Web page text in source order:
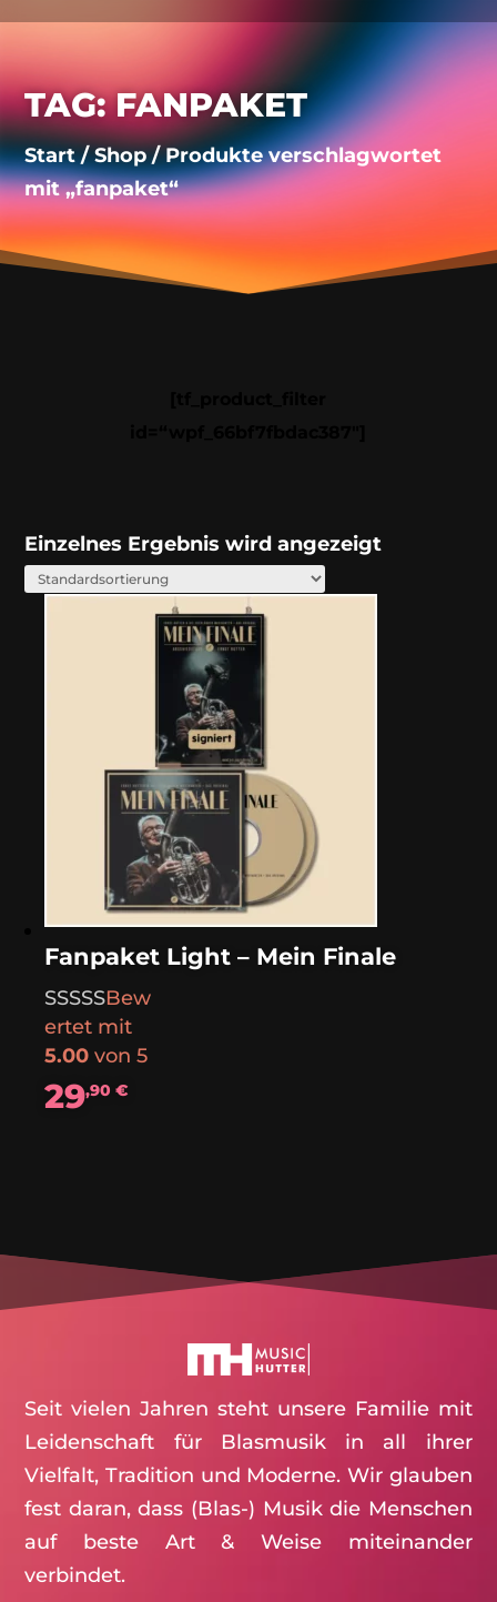
TAG: FANPAKET
Start/Shop/ Produkte verschlagwortet
mit „fanpaket“
Einzelnes Ergebnis wird angezeigt
Fanpaket Light – Mein Finale
Bew
ertet mit
5.00 von 5
29,90€
Seit vielen Jahren steht unsere Familie mit
Leidenschaft für Blasmusik in all ihrer
Vielfalt, Tradition und Moderne. Wir glauben
fest daran, dass (Blas-) Musik die Menschen
auf beste Art & Weise miteinander
verbindet.